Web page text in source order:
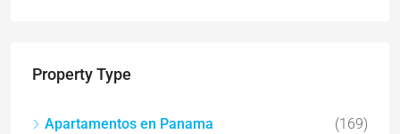
Property Type
Apartamentos en Panama
(169)